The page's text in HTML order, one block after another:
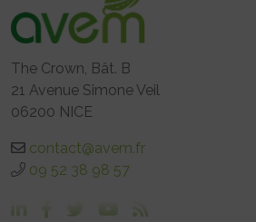
The Crown, Bât. B
21 Avenue Simone Veil
06200 NICE
contact@avem.fr
09 52 38 98 57